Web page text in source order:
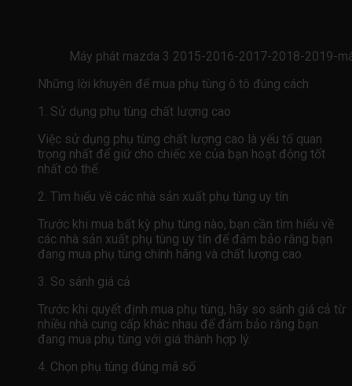
Máy phát mazda 3 2015-2016-2017-2018-2019-
Những lời khuyên để mua phụ tùng ô tô đúng cách
1. Sử dụng phụ tùng chất lượng cao
Việc sử dụng phụ tùng chất lượng cao là yếu tố quan
trọng nhất để giữ cho chiếc xe của bạn hoạt động tốt
nhất có thể.
2. Tìm hiểu về các nhà sản xuất phụ tùng uy tín
Trước khi mua bất kỳ phụ tùng nào, bạn cần tìm hiểu về
các nhà sản xuất phụ tùng uy tín để đảm bảo rằng bạn
đang mua phụ tùng chính hãng và chất lượng cao.
3. So sánh giá cả
Trước khi quyết định mua phụ tùng, hãy so sánh giá cả từ
nhiều nhà cung cấp khác nhau để đảm bảo rằng bạn
đang mua phụ tùng với giá thành hợp lý.
4. Chọn phụ tùng đúng mã số